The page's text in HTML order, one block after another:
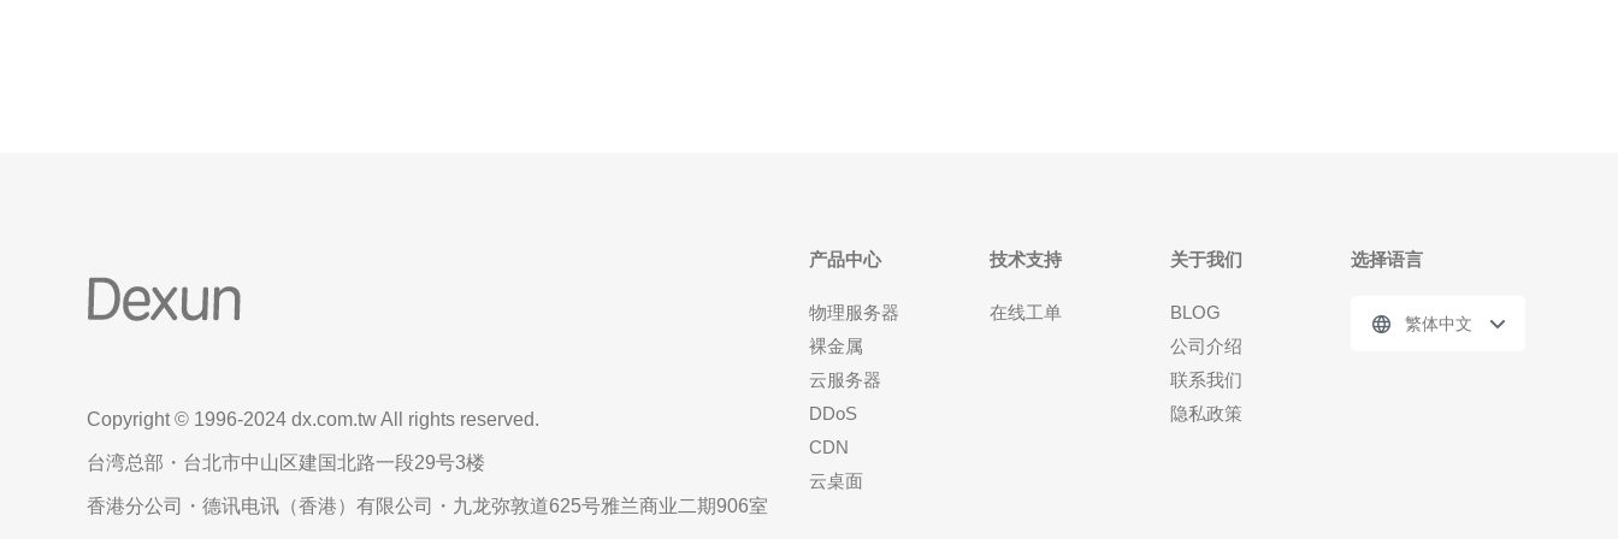
Copyright © 1996-2024 dx.com.tw All rights reserved.
台湾总部・台北市中山区建国北路一段29号3楼
香港分公司・德讯电讯（香港）有限公司・九龙弥敦道625号雅兰商业二期906室
产品中心
物理服务器
裸金属
云服务器
DDoS
CDN
云桌面
技术支持
在线工单
关于我们
BLOG
公司介绍
联系我们
隐私政策
选择语言
繁体中文